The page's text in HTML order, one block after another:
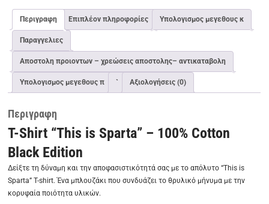
COTTON
TSHIRT
ποσότητα
Περιγραφη Επιπλέον πληροφορίες Υπολογισμος μεγεθους κ
Παραγγελιες
Αποστολη προιοντων – χρεώσεις αποστολης– αντικαταβολη
Υπολογισμος μεγεθους π ` Αξιολογήσεις (0)
Περιγραφη
T-Shirt “This is Sparta” – 100% Cotton
Black Edition
Δείξτε τη δύναμη και την αποφασιστικότητά σας με το απόλυτο “This is
Sparta” T-shirt. Ένα μπλουζάκι που συνδυάζει το θρυλικό μήνυμα με την
κορυφαία ποιότητα υλικών.